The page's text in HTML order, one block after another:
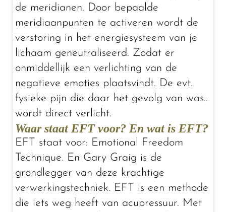
de meridianen. Door bepaalde
meridiaanpunten te activeren wordt de
verstoring in het energiesysteem van je
lichaam geneutraliseerd. Zodat er
onmiddellijk een verlichting van de
negatieve emoties plaatsvindt. De evt.
fysieke pijn die daar het gevolg van was..
wordt direct verlicht.
Waar staat EFT voor? En wat is EFT?
EFT staat voor: Emotional Freedom
Technique. En Gary Graig is de
grondlegger van deze krachtige
verwerkingstechniek. EFT is een methode
die iets weg heeft van acupressuur. Met